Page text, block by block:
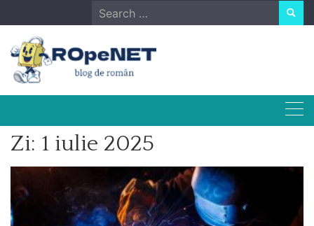
to
content
Search
for:
Zi: 1 iulie 2025